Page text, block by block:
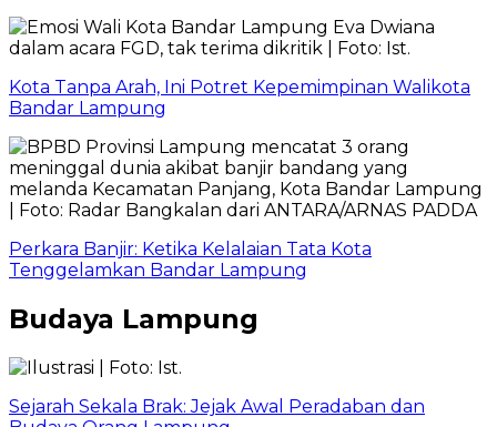
Kota Tanpa Arah, Ini Potret Kepemimpinan Walikota
Bandar Lampung
Perkara Banjir: Ketika Kelalaian Tata Kota
Tenggelamkan Bandar Lampung
Budaya Lampung
Sejarah Sekala Brak: Jejak Awal Peradaban dan